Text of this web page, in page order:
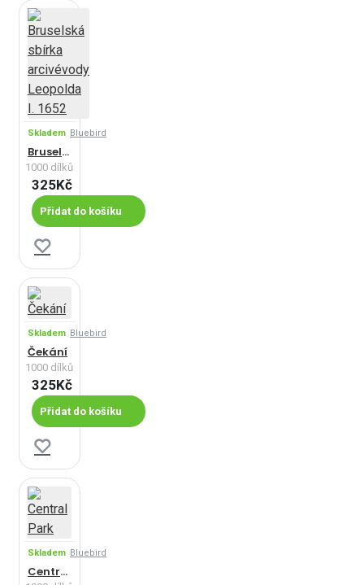
Skladem Bluebird
Bruselská sbírka arcivévody Leopolda I. 1652
1000 dílků
325Kč
Přidat do košíku
Skladem Bluebird
Čekání
1000 dílků
325Kč
Přidat do košíku
Skladem Bluebird
Central Park